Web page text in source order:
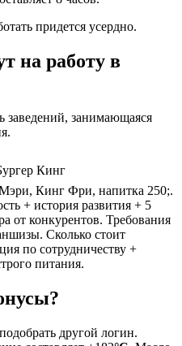
придется усердно.
на работу в
заведений, занимающаяся
Кинг
Кинг Фри, напитка 250;.
+ история развития + 5
от конкурентов. Требования
Сколько стоит
по сотрудничеству +
питания.
другой логин.